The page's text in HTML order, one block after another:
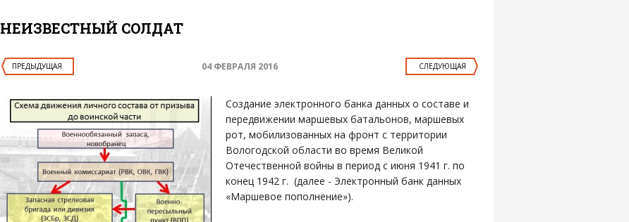
НЕИЗВЕСТНЫЙ СОЛДАТ
ПРЕДЫДУЩАЯ СЛЕДУЮЩАЯ
04 ФЕВРАЛЯ 2016
Создание электронного банка данных о составе и
передвижении маршевых батальонов, маршевых
рот, мобилизованных на фронт с территории
Вологодской области во время Великой
Отечественной войны в период с июня 1941 г. по
конец 1942 г. (далее - Электронный банк данных
«Маршевое пополнение»).